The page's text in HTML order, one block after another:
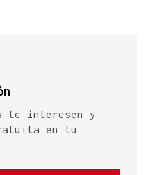
te interesen y
en tu